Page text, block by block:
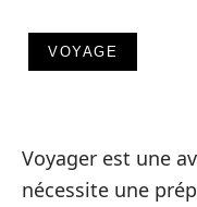
VOYAGE
Voyager est une
nécessite une